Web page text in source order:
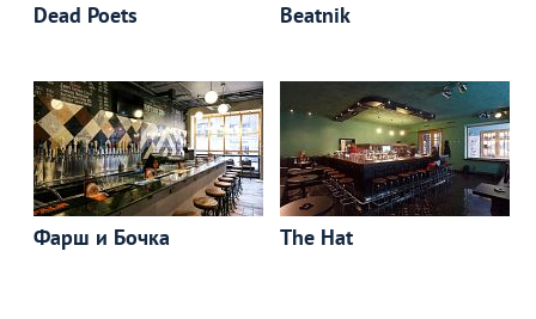
Dead Poets Beatnik
Фарш и Бочка The Hat